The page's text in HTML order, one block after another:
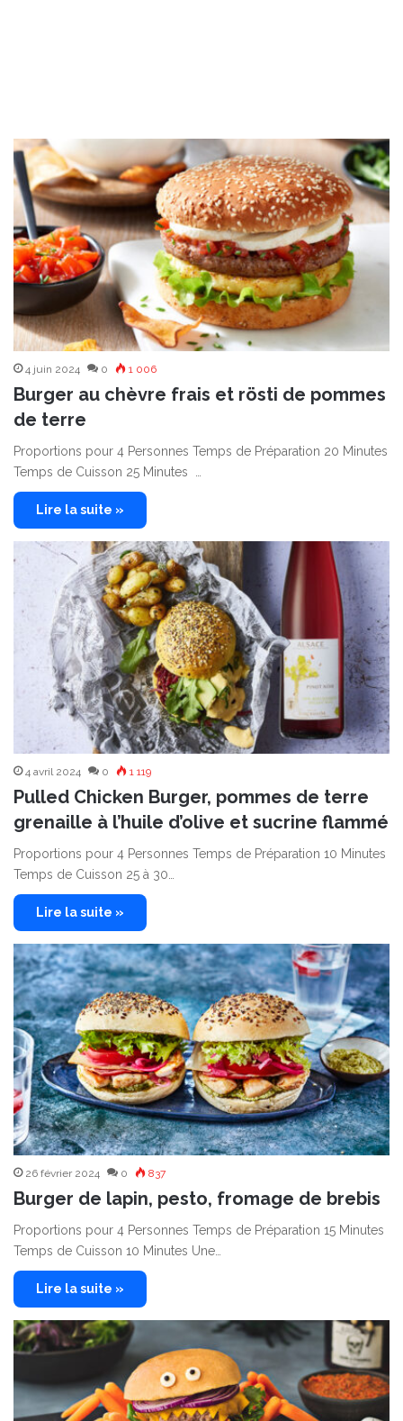
4 juin 2024 0 1 006
Burger au chèvre frais et rösti de pommes
de terre
Proportions pour 4 Personnes Temps de Préparation 20 Minutes
Temps de Cuisson 25 Minutes …
Lire la suite »
4 avril 2024 0 1 119
Pulled Chicken Burger, pommes de terre
grenaille à l’huile d’olive et sucrine flammé
Proportions pour 4 Personnes Temps de Préparation 10 Minutes
Temps de Cuisson 25 à 30…
Lire la suite »
26 février 2024 0 837
Burger de lapin, pesto, fromage de brebis
Proportions pour 4 Personnes Temps de Préparation 15 Minutes
Temps de Cuisson 10 Minutes Une…
Lire la suite »